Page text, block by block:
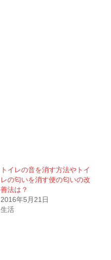
トイレの音を消す方法やトイ
レの匂いを消す便の匂いの改
善法は？
2016年5月21日
生活